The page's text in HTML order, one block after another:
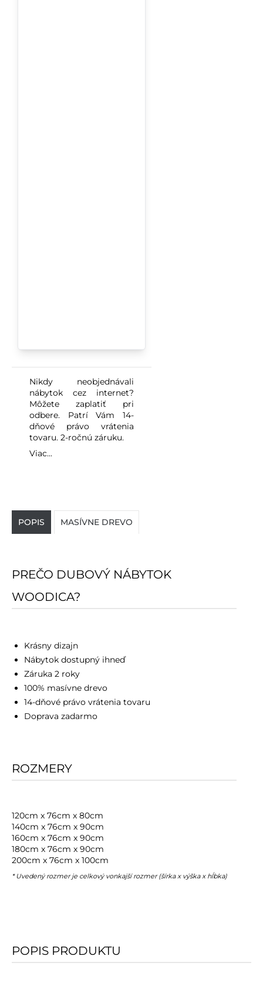
Nikdy neobjednávali
nábytok cez internet?
Môžete zaplatiť pri
odbere. Patrí Vám 14-
dňové právo vrátenia
tovaru. 2-ročnú záruku.
Viac...
POPIS MASÍVNE DREVO
PREČO DUBOVÝ NÁBYTOK
WOODICA?
Krásny dizajn
Nábytok dostupný ihneď
Záruka 2 roky
100% masívne drevo
14-dňové právo vrátenia tovaru
Doprava zadarmo
ROZMERY
120cm x 76cm x 80cm
140cm x 76cm x 90cm
160cm x 76cm x 90cm
180cm x 76cm x 90cm
200cm x 76cm x 100cm
* Uvedený rozmer je celkový vonkajší rozmer (šírka x výška x hĺbka)
POPIS PRODUKTU